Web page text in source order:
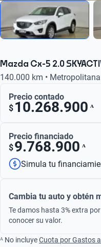
Mazda Cx-5 2.0
140.000 km •
Precio contado
$ 10.268.900 ᴬ
Precio financiado
$9.768.900 ᴬ
Simula tu
Cambia tu auto y obtén
Te damos hasta 3% extra
conocer su valor.
ᴬ No incluyeCuota por Gastos